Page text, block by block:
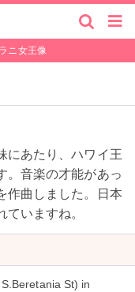
ニ女王像
にあたり、ハワイ王
。音楽の才能があっ
作曲しました。日本
いますね。
St) in